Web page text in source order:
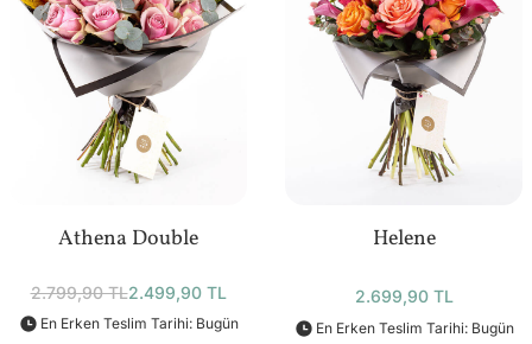
Athena Double
2.799,90 TL2.499,90 TL
En Erken Teslim Tarihi: Bugün
Helene
2.699,90 TL
En Erken Teslim Tarihi: Bugün